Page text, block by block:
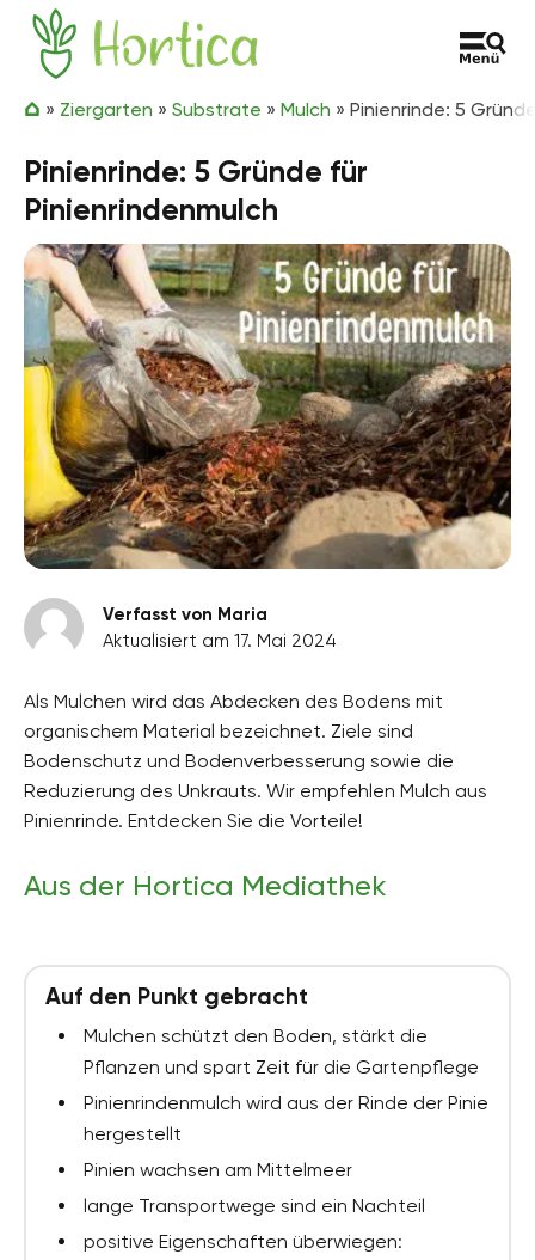
Zum Inhalt springen
Hortica
» Ziergarten » Substrate » Mulch » Pinienrinde: 5
Pinienrinde: 5 Gründe für
Pinienrindenmulch
Verfasst von Maria
Aktualisiert am 17. Mai 2024
Als Mulchen wird das Abdecken des Bodens mit
organischem Material bezeichnet. Ziele sind
Bodenschutz und Bodenverbesserung sowie die
Reduzierung des Unkrauts. Wir empfehlen Mulch aus
Pinienrinde. Entdecken Sie die Vorteile!
Aus der Hortica Mediathek
Auf den Punkt gebracht
Mulchen schützt den Boden, stärkt die
Pflanzen und spart Zeit für die Gartenpflege
Pinienrindenmulch wird aus der Rinde der Pinie
hergestellt
Pinien wachsen am Mittelmeer
lange Transportwege sind ein Nachteil
positive Eigenschaften überwiegen: